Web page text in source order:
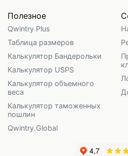
Полезное
Qwintry Plus
Таблица размеров
Калькулятор Бандерольки
Калькулятор USPS
Калькулятор объемного
веса
Калькулятор таможенных
пошлин
Qwintry.Global